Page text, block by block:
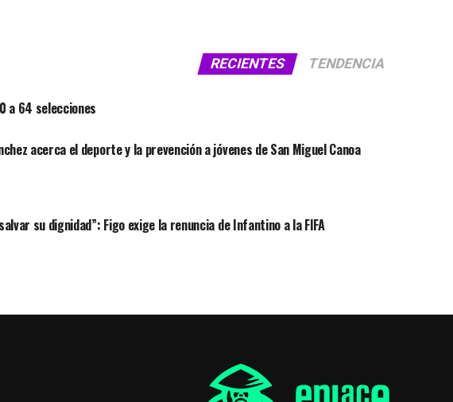
RECIENTES TENDENCIA
a 64 selecciones
acerca el deporte y la prevención a jóvenes de San Miguel Canoa
su dignidad”: Figo exige la renuncia de Infantino a la FIFA